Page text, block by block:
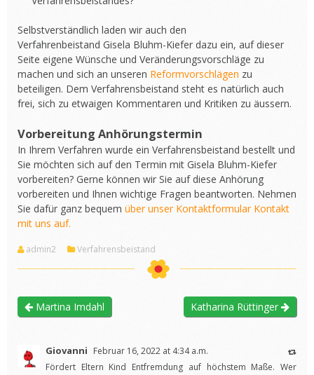
Selbstverständlich laden wir auch den
Verfahrenbeistand Gisela Bluhm-Kiefer dazu ein, auf dieser
Seite eigene Wünsche und Veränderungsvorschläge zu
machen und sich an unseren Reformvorschlägen zu
beteiligen. Dem Verfahrensbeistand steht es natürlich auch
frei, sich zu etwaigen Kommentaren und Kritiken zu äussern.
Vorbereitung Anhörungstermin
In Ihrem Verfahren wurde ein Verfahrensbeistand bestellt und
Sie möchten sich auf den Termin mit Gisela Bluhm-Kiefer
vorbereiten? Gerne können wir Sie auf diese Anhörung
vorbereiten und Ihnen wichtige Fragen beantworten. Nehmen
Sie dafür ganz bequem über unser Kontaktformular Kontakt
mit uns auf.
admin2 Verfahrensbeistand
Martina Imdahl Katharina Rüttinger
Giovanni Februar 16, 2022 at 4:34 a.m.
Fördert Eltern Kind Entfremdung auf höchstem Maße. Wer